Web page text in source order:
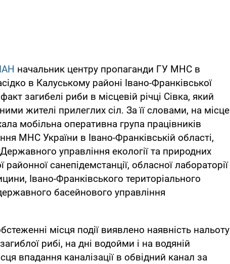
начальник центру пропаганди ГУ МНС в
в Калуському районі Івано-Франківської
загибелі риби в місцевій річці Сівка, який
жителі прилеглих сіл. За її словами, на місце
мобільна оперативна група працівників
МНС України в Івано-Франківській області,
Державного управління екології та природних
районної санепідемстанції, обласної лабораторії
Івано-Франківського територіального
басейнового управління
місця події виявлено наявність нальоту
рибі, на дні водойми і на водяній
впадання каналізації в обвідний канал за